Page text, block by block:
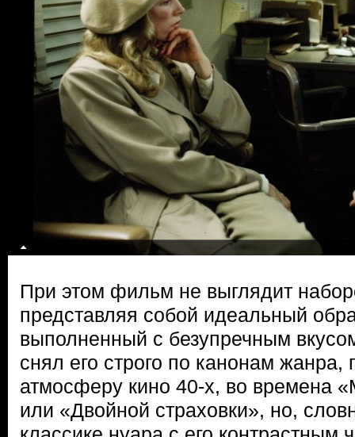
При этом фильм не выглядит
представляя собой идеальный
выполненный с безупречным
снял его строго по канонам жанра,
атмосферу кино 40-х, во времена
или «Двойной страховки», но,